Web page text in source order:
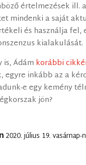
értelmezések ill.
mindenki a saját
és használja fel,
kialakulását.
is, Ádám korábbi
egyre inkább az a
e egy kemény
jön?
2020. július 19.